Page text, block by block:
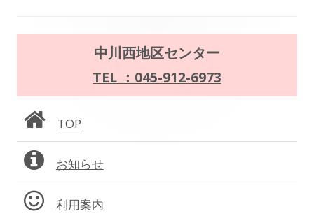
ゲ
シ
ョ
ン
ン
サ
イ
ド
中川西地区センター
TEL ：045-912-6973
TOP
お知らせ
利用案内